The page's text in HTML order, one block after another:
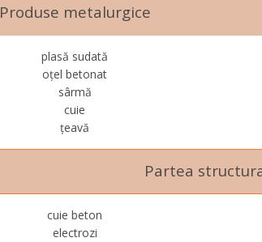
Produse metalurgice
plasă sudată
oțel betonat
sârmă
cuie
țeavă
Partea
cuie beton
electrozi